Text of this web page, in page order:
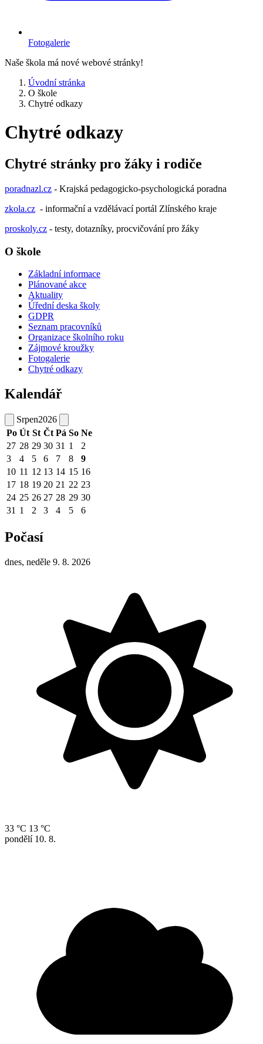
Fotogalerie
Naše škola má nové webové stránky!
Úvodní stránka
O škole
Chytré odkazy
Chytré odkazy
Chytré stránky pro žáky i rodiče
poradnazl.cz - Krajská pedagogicko-psychologická poradna
zkola.cz​ - informační a vzdělávací portál Zlínského kraje
proskoly.cz - testy, dotazníky, procvičování pro žáky
O škole
Základní informace
Plánované akce
Aktuality
Úřední deska školy
GDPR
Seznam pracovníků
Organizace školního roku
Zájmové kroužky
Fotogalerie
Chytré odkazy
Kalendář
Srpen2026
Po Út St Čt Pá So Ne
27 28 29 30 31 1
2
3
4 5 6 7 8
9
10 11 12 13 14 15 16
17 18 19 20 21 22 23
24 25 26 27 28 29 30
31 1 2 3 4 5 6
Počasí
dnes, neděle 9. 8. 2026
33 °C 13 °C
pondělí 10. 8.